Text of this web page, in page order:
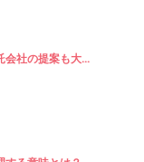
会社の提案も大...